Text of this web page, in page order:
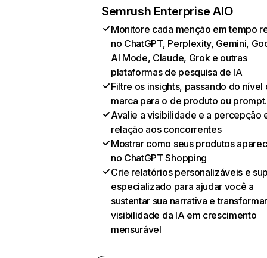
Semrush Enterprise AIO
Monitore cada menção em tempo
no ChatGPT, Perplexity, Gemini,
AI Mode, Claude, Grok e outras
plataformas de pesquisa de IA
Filtre os insights, passando do nível
marca para o de produto ou prompt.
Avalie a visibilidade e a percepção
relação aos concorrentes
Mostrar como seus produtos
no ChatGPT Shopping
Crie relatórios personalizáveis e
especializado para ajudar você a
sustentar sua narrativa e
visibilidade da IA em crescimento
mensurável